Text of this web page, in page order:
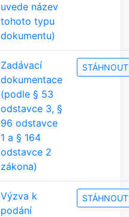
uvede název
tohoto typu
dokumentu)
Zadávací
dokumentace
(podle § 53
odstavce 3, §
96 odstavce
1 a § 164
odstavce 2
zákona)
STÁHNOUT
Výzva k
podání
STÁHNOUT